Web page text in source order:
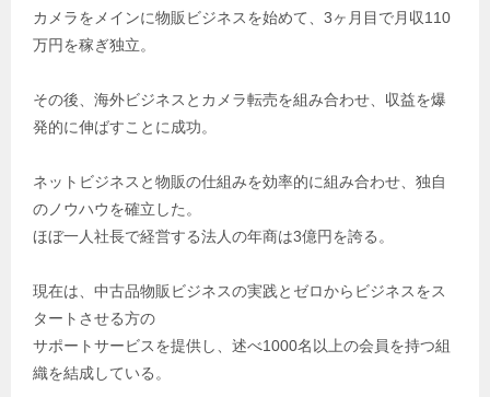
カメラをメインに物販ビジネスを始めて、3ヶ月目で月収110
万円を稼ぎ独立。
その後、海外ビジネスとカメラ転売を組み合わせ、収益を爆
発的に伸ばすことに成功。
ネットビジネスと物販の仕組みを効率的に組み合わせ、独自
のノウハウを確立した。
ほぼ一人社長で経営する法人の年商は3億円を誇る。
現在は、中古品物販ビジネスの実践とゼロからビジネスをス
タートさせる方の
サポートサービスを提供し、述べ1000名以上の会員を持つ組
織を結成している。